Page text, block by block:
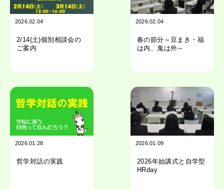
2026.02.04
2/14(土)個別相談会の
ご案内
2026.02.04
春の節分～豆まき・福
は内、鬼は外～
2026.01.28
哲学対話の実践
2026.01.09
2026年始講式と自学型
HRday